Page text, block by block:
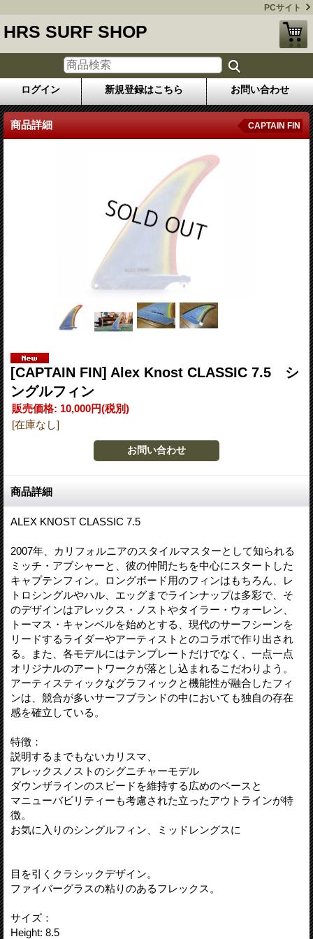
PCサイト
HRS SURF SHOP
ログイン 新規登録はこちら お問い合わせ
商品詳細 CAPTAIN FIN
[CAPTAIN FIN] Alex Knost CLASSIC 7.5 シ
ングルフィン
販売価格: 10,000円(税別)
[在庫なし]
商品詳細
ALEX KNOST CLASSIC 7.5
2007年、カリフォルニアのスタイルマスターとして知られる
ミッチ・アブシャーと、彼の仲間たちを中心にスタートした
キャプテンフィン。ロングボード用のフィンはもちろん、レ
トロシングルやハル、エッグまでラインナップは多彩で、そ
のデザインはアレックス・ノストやタイラー・ウォーレン、
トーマス・キャンベルを始めとする、現代のサーフシーンを
リードするライダーやアーティストとのコラボで作り出され
る。また、各モデルにはテンプレートだけでなく、一点一点
オリジナルのアートワークが落とし込まれるこだわりよう。
アーティスティックなグラフィックと機能性が融合したフィ
ンは、競合が多いサーフブランドの中においても独自の存在
感を確立している。
特徴：
説明するまでもないカリスマ、
アレックスノストのシグニチャーモデル
ダウンザラインのスピードを維持する広めのベースと
マニューバビリティーも考慮された立ったアウトラインが特
徴。
お気に入りのシングルフィン、ミッドレングスに
目を引くクラシックデザイン。
ファイバーグラスの粘りのあるフレックス。
サイズ：
Height: 8.5